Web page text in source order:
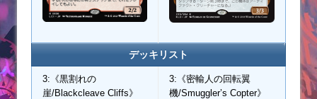
デッキリスト
3:《黒割れの
崖/Blackcleave Cliffs》
3:《密輸人の回転翼
機/Smuggler’s Copter》